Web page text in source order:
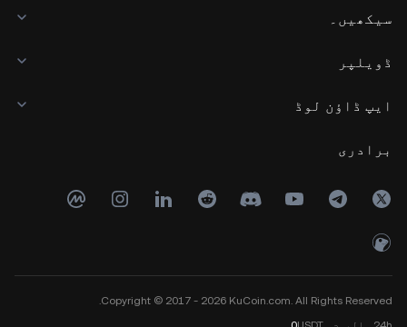
سیکھیں۔
ڈویلپر
ایپ ڈاؤن لوڈ
برادری
Copyright © 2017 - 2026 KuCoin.com. All Rights Reserved.